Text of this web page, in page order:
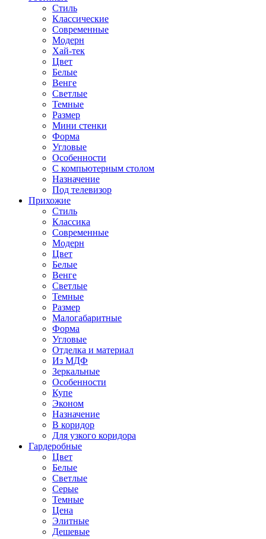
Стиль
Классические
Современные
Модерн
Хай-тек
Цвет
Белые
Венге
Светлые
Темные
Размер
Мини стенки
Форма
Угловые
Особенности
С компьютерным столом
Назначение
Под телевизор
Прихожие
Стиль
Классика
Современные
Модерн
Цвет
Белые
Венге
Светлые
Темные
Размер
Малогабаритные
Форма
Угловые
Отделка и материал
Из МДФ
Зеркальные
Особенности
Купе
Эконом
Назначение
В коридор
Для узкого коридора
Гардеробные
Цвет
Белые
Светлые
Серые
Темные
Цена
Элитные
Дешевые